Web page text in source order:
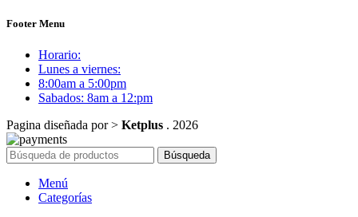
Footer Menu
Horario:
Lunes a viernes:
8:00am a 5:00pm
Sabados: 8am a 12:pm
Pagina diseñada por > Ketplus . 2026
Búsqueda
Menú
Categorías